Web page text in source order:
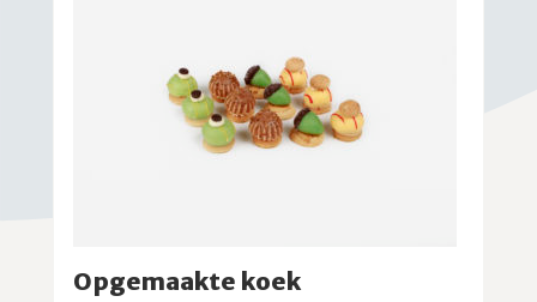
Opgemaakte koek